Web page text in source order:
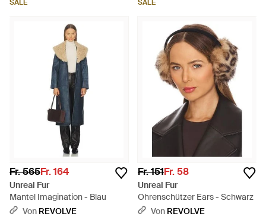
SALE SALE
Fr. 565Fr. 164
Unreal Fur
Mantel Imagination - Blau
Von REVOLVE
Fr. 151Fr. 58
Unreal Fur
Ohrenschützer Ears - Schwarz
Von REVOLVE